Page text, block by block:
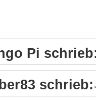
Pi
schrieb: